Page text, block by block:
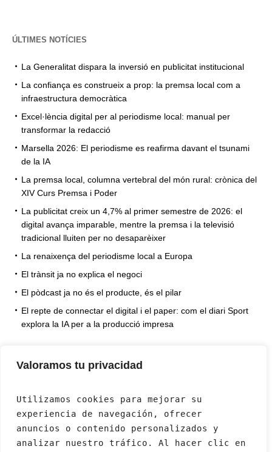
Valoramos tu privacidad
Utilizamos cookies para mejorar su
experiencia de navegación, ofrecer
anuncios o contenido personalizados y
analizar nuestro tráfico. Al hacer clic en
ÚLTIMES NOTÍCIES
La Generalitat dispara la inversió en publicitat institucional
La confiança es construeix a prop: la premsa local com a
infraestructura democràtica
Excel·lència digital per al periodisme local: manual per
transformar la redacció
Marsella 2026: El periodisme es reafirma davant el tsunami
de la IA
La premsa local, columna vertebral del món rural: crònica del
XIV Curs Premsa i Poder
La publicitat creix un 4,7% al primer semestre de 2026: el
digital avança imparable, mentre la premsa i la televisió
tradicional lluiten per no desaparèixer
La renaixença del periodisme local a Europa
El trànsit ja no explica el negoci
El pòdcast ja no és el producte, és el pilar
El repte de connectar el digital i el paper: com el diari Sport
explora la IA per a la producció impresa